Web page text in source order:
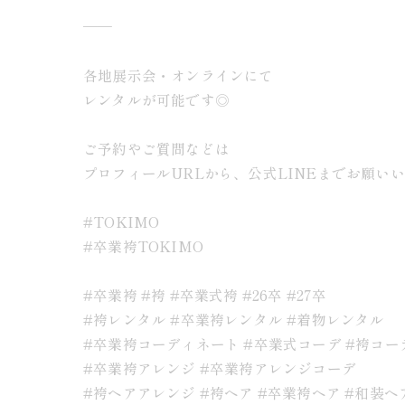
——
各地展示会・オンラインにて
レンタルが可能です◎
ご予約やご質問などは
プロフィールURLから、公式LINEまでお願いい
#TOKIMO
#卒業袴TOKIMO
#卒業袴 #袴 #卒業式袴 #26卒 #27卒
#袴レンタル #卒業袴レンタル #着物レンタル
#卒業袴コーディネート #卒業式コーデ #袴コー
#卒業袴アレンジ #卒業袴アレンジコーデ
#袴ヘアアレンジ #袴ヘア #卒業袴ヘア #和装ヘ